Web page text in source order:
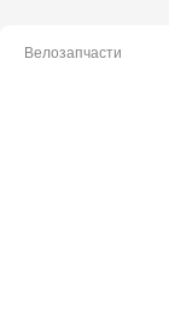
Велозапчасти